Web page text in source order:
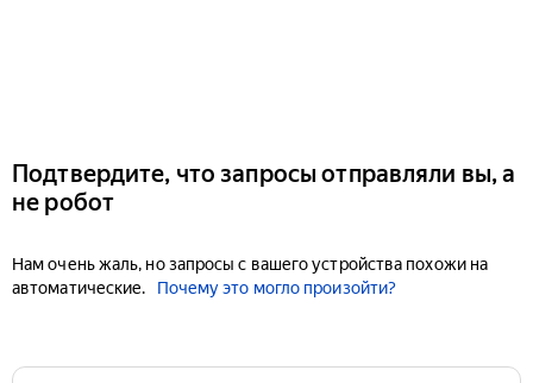
Подтвердите, что запросы отправляли вы, а
не робот
Нам очень жаль, но запросы с вашего устройства похожи на
автоматические.
Почему это могло произойти?